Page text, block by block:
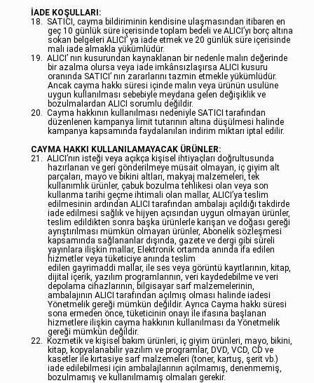
İADE KOŞULLARI:
18. SATICI, cayma bildiriminin kendisine ulaşmasından itibaren en
geç 10 günlük süre içerisinde toplam bedeli ve ALICI’yı borç altına
sokan belgeleri ALICI’ ya iade etmek ve 20 günlük süre içerisinde
malı iade almakla yükümlüdür.
19. ALICI’ nın kusurundan kaynaklanan bir nedenle malın değerinde
bir azalma olursa veya iade imkânsızlaşırsa ALICI kusuru
oranında SATICI’ nın zararlarını tazmin etmekle yükümlüdür.
Ancak cayma hakkı süresi içinde malın veya ürünün usulüne
uygun kullanılması sebebiyle meydana gelen değişiklik ve
bozulmalardan ALICI sorumlu değildir.
20. Cayma hakkının kullanılması nedeniyle SATICI tarafından
düzenlenen kampanya limit tutarının altına düşülmesi halinde
kampanya kapsamında faydalanılan indirim miktarı iptal edilir.
CAYMA HAKKI KULLANILAMAYACAK ÜRÜNLER:
21. ALICI’nın isteği veya açıkça kişisel ihtiyaçları doğrultusunda
hazırlanan ve geri gönderilmeye müsait olmayan, iç giyim alt
parçaları, mayo ve bikini altları, makyaj malzemeleri, tek
kullanımlık ürünler, çabuk bozulma tehlikesi olan veya son
kullanma tarihi geçme ihtimali olan mallar, ALICI’ya teslim
edilmesinin ardından ALICI tarafından ambalajı açıldığı takdirde
iade edilmesi sağlık ve hijyen açısından uygun olmayan ürünler,
teslim edildikten sonra başka ürünlerle karışan ve doğası gereği
ayrıştırılması mümkün olmayan ürünler, Abonelik sözleşmesi
kapsamında sağlananlar dışında, gazete ve dergi gibi süreli
yayınlara ilişkin mallar, Elektronik ortamda anında ifa edilen
hizmetler veya tüketiciye anında teslim
edilen gayrimaddi mallar, ile ses veya görüntü kayıtlarının, kitap,
dijital içerik, yazılım programlarının, veri kaydedebilme ve veri
depolama cihazlarının, bilgisayar sarf malzemelerinin,
ambalajının ALICI tarafından açılmış olması halinde iadesi
Yönetmelik gereği mümkün değildir. Ayrıca Cayma hakkı süresi
sona ermeden önce, tüketicinin onayı ile ifasına başlanan
hizmetlere ilişkin cayma hakkının kullanılması da Yönetmelik
gereği mümkün değildir.
22.
Kozmetik ve kişisel bakım ürünleri, iç giyim ürünleri, mayo, bikini,
kitap, kopyalanabilir yazılım ve programlar, DVD, VCD, CD ve
kasetler ile kırtasiye sarf malzemeleri (toner, kartuş, şerit vb.)
iade edilebilmesi için ambalajlarının açılmamış, denenmemiş,
bozulmamış ve kullanılmamış olmaları gerekir.